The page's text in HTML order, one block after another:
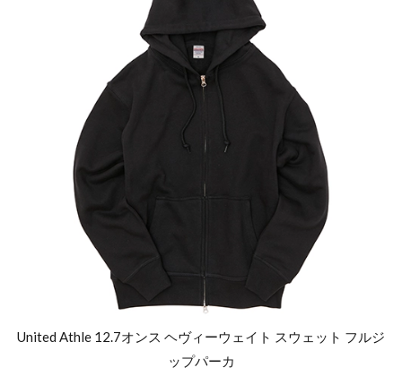
United Athle 12.7オンス ヘヴィーウェイト スウェット フルジ
ップパーカ